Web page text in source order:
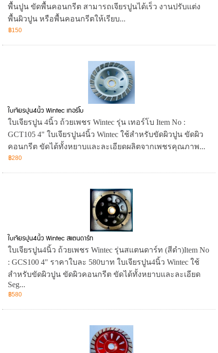
พื้นปูน ขัดพื้นคอนกรีต สามารถเจียรปูนได้เร็ว งานปรับแต่ง
พื้นผิวปูน หรือพื้นคอนกรีตให้เรียบ...
฿150
ใบเจียรปูน4นิ้ว Wintec เทอร์โบ
ใบเจียรปูน 4นิ้ว ถ้วยเพชร Wintec รุ่น เทอร์โบ Item No :
GCT105 4" ใบเจียรปูน4นิ้ว Wintec ใช้สำหรับขัดผิวปูน ขัดผิว
คอนกรีต ขัดได้ทั้งหยาบและละเอียดผลิตจากเพชรคุณภาพ...
฿280
ใบเจียรปูน4นิ้ว Wintec สแตนดาร์ท
ใบเจียรปูน4นิ้ว ถ้วยเพชร Wintec รุ่นสแตนดาร์ท (สีดำ)Item No
: GCS100 4" ราคาใบละ 580บาท ใบเจียรปูน4นิ้ว Wintec ใช้
สำหรับขัดผิวปูน ขัดผิวคอนกรีต ขัดได้ทั้งหยาบและละเอียด
Seg...
฿580